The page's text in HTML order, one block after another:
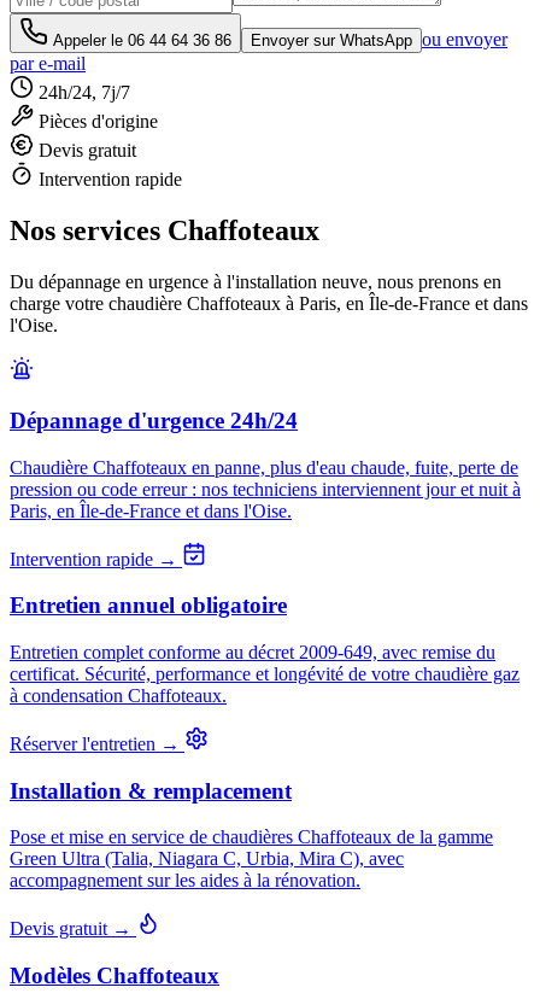
Appeler le 06 44 64 36 86 Envoyer sur WhatsApp ou envoyer
par e-mail
24h/24, 7j/7
Pièces d'origine
Devis gratuit
Intervention rapide
Nos services Chaffoteaux
Du dépannage en urgence à l'installation neuve, nous prenons en
charge votre chaudière Chaffoteaux à Paris, en Île-de-France et dans
l'Oise.
Dépannage d'urgence 24h/24
Chaudière Chaffoteaux en panne, plus d'eau chaude, fuite, perte de
pression ou code erreur : nos techniciens interviennent jour et nuit à
Paris, en Île-de-France et dans l'Oise.
Intervention rapide →
Entretien annuel obligatoire
Entretien complet conforme au décret 2009-649, avec remise du
certificat. Sécurité, performance et longévité de votre chaudière gaz
à condensation Chaffoteaux.
Réserver l'entretien →
Installation & remplacement
Pose et mise en service de chaudières Chaffoteaux de la gamme
Green Ultra (Talia, Niagara C, Urbia, Mira C), avec
accompagnement sur les aides à la rénovation.
Devis gratuit →
Modèles Chaffoteaux